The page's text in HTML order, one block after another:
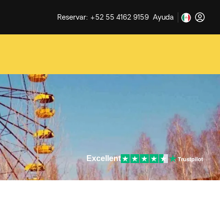
Reservar: +52 55 4162 9159 Ayuda
Excellent